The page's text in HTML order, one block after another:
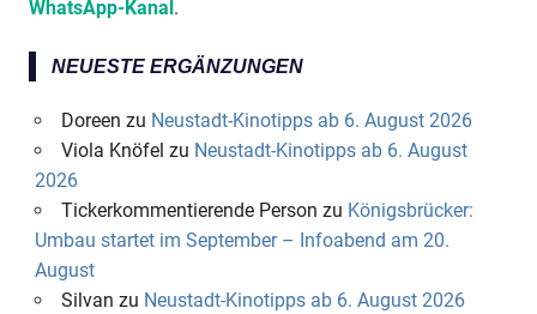
WhatsApp-Kanal.
NEUESTE ERGÄNZUNGEN
Doreen zu Neustadt-Kinotipps ab 6. August 2026
Viola Knöfel zu Neustadt-Kinotipps ab 6. August
2026
Tickerkommentierende Person zu Königsbrücker:
Umbau startet im September – Infoabend am 20.
August
Silvan zu Neustadt-Kinotipps ab 6. August 2026